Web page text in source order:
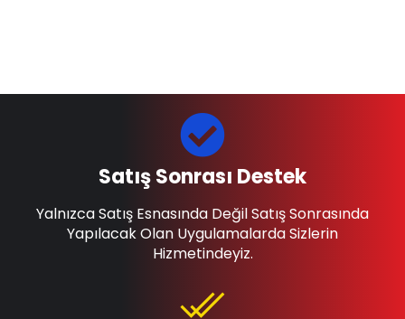
Satış Sonrası Destek
Yalnızca Satış Esnasında Değil Satış Sonrasında
Yapılacak Olan Uygulamalarda Sizlerin
Hizmetindeyiz.